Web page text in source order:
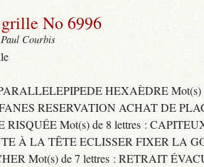
No 6996
Courbis
HEXAÈDRE Mot(s)
RESERVATION ACHAT DE
RISQUÉE Mot(s) de 8 lettres :
À LA TÊTE ECLISSER FIXER LA
Mot(s) de 7 lettres : RETRAIT